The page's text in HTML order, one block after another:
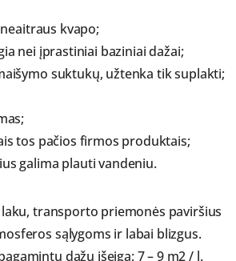
kvapo;
nei įprastiniai baziniai dažai;
suktukų, užtenka tik suplakti;
tos pačios firmos produktais;
galima plauti vandeniu.
transporto priemonės paviršius
sąlygoms ir labai blizgus.
dažų išeiga: 7 – 9 m2 / l.